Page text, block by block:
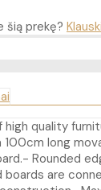
šią prekę?
high quality
100cm long
Rounded
boards are